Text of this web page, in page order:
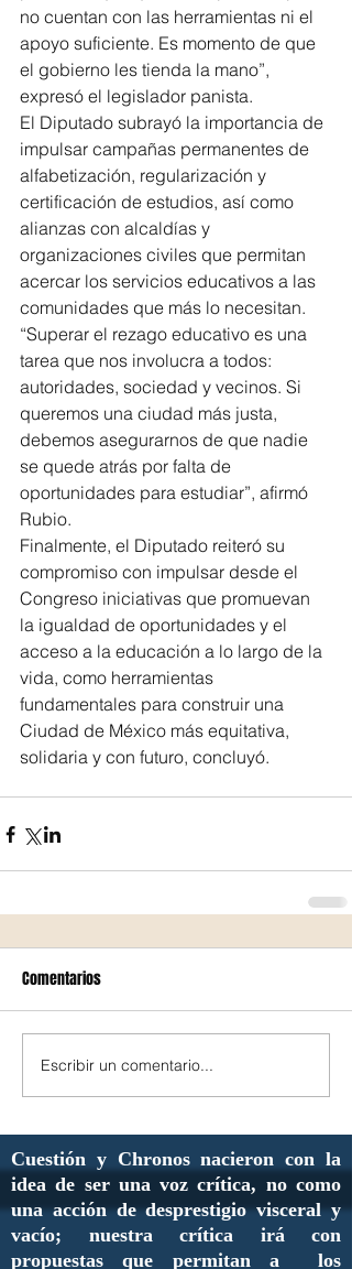
no cuentan con las herramientas ni el
apoyo suficiente. Es momento de que
el gobierno les tienda la mano”,
expresó el legislador panista.
El Diputado subrayó la importancia de
impulsar campañas permanentes de
alfabetización, regularización y
certificación de estudios, así como
alianzas con alcaldías y
organizaciones civiles que permitan
acercar los servicios educativos a las
comunidades que más lo necesitan.
“Superar el rezago educativo es una
tarea que nos involucra a todos:
autoridades, sociedad y vecinos. Si
queremos una ciudad más justa,
debemos asegurarnos de que nadie
se quede atrás por falta de
oportunidades para estudiar”, afirmó
Rubio.
Finalmente, el Diputado reiteró su
compromiso con impulsar desde el
Congreso iniciativas que promuevan
la igualdad de oportunidades y el
acceso a la educación a lo largo de la
vida, como herramientas
fundamentales para construir una
Ciudad de México más equitativa,
solidaria y con futuro, concluyó.
Comentarios
Escribir un comentario...
Cuestión y Chronos nacieron con la
idea de ser una voz crítica, no como
una acción de desprestigio visceral y
vacío; nuestra crítica irá con
propuestas que permitan a los